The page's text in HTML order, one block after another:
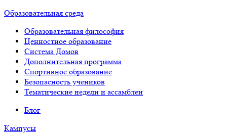
Образовательная среда
Образовательная философия
Ценностное образование
Система Домов
Дополнительная программа
Спортивное образование
Безопасность учеников
Тематические недели и ассамблеи
Блог
Кампусы